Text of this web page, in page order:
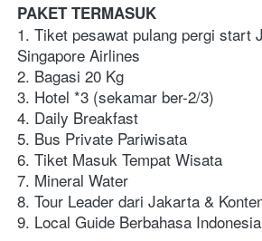
PAKET TERMASUK
1. Tiket pesawat pulang pergi start
Singapore Airlines
2. Bagasi 20 Kg
3. Hotel *3 (sekamar ber-2/3)
4. Daily Breakfast
5. Bus Private Pariwisata
6. Tiket Masuk Tempat Wisata
7. Mineral Water
8. Tour Leader dari Jakarta &
9. Local Guide Berbahasa Indonesia